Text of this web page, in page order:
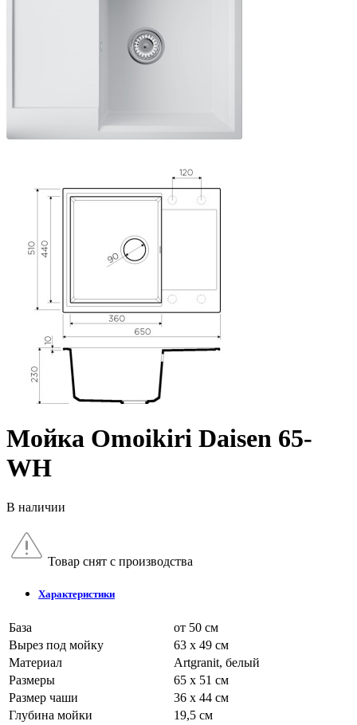
Мойка Omoikiri Daisen 65-
WH
В наличии
Товар снят с производства
Характеристики
База
от 50 см
Вырез под мойку
63 x 49 см
Материал
Artgranit, белый
Размеры
65 x 51 см
Размер чаши
36 x 44 см
Глубина мойки
19,5 см